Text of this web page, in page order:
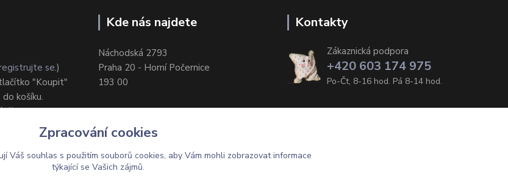
se.)
"Koupit"
košíku.
platby.
Kde nás najdete
Náchodská 2793
Praha 20 - Horní Počernice
193 00
Kontakty
Zákaznická podpora
+420 603 174 975
Po-Čt, 8-16 hod. Pá 8-14 hod.
Zpracování cookies
Váš souhlas s použitím souborů cookies, aby Vám mohli zobrazovat informace
týkající se Vašich zájmů.